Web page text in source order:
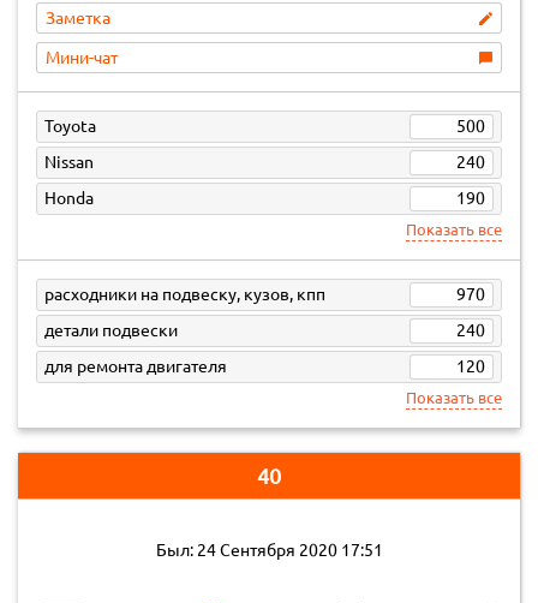
Заметка
Мини-чат
Toyota
500
Nissan
240
Honda
190
Показать все
расходники на подвеску, кузов, кпп
970
детали подвески
240
для ремонта двигателя
120
Показать все
40
Был: 24 Сентября 2020 17:51